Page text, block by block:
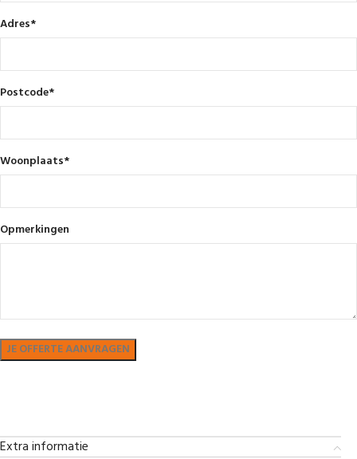
Adres*
Postcode*
Woonplaats*
Opmerkingen
Extra informatie